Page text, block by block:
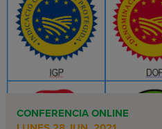
CONFERENCIA ONLINE